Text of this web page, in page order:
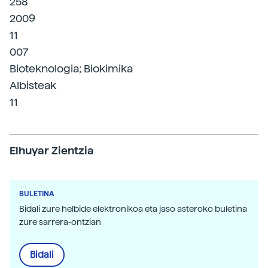
2009
11
007
Bioteknologia; Biokimika
Albisteak
11
Elhuyar Zientzia
BULETINA
Bidali zure helbide elektronikoa eta jaso asteroko buletina
zure sarrera-ontzian
Bidali